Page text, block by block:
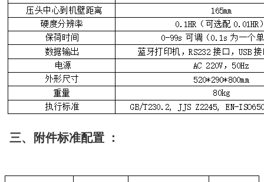
三、 附件标准配置 ：